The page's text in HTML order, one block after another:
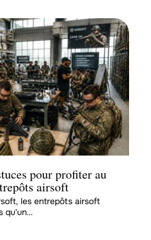
pour profiter au
airsoft
les entrepôts airsoft
qu'un…